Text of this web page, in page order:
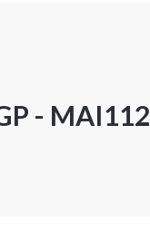
- MAI112